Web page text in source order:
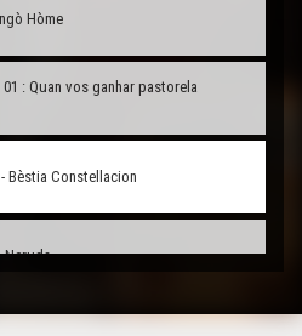
Hòme
: Quan vos ganhar pastorela
Bèstia Constellacion
Neruda